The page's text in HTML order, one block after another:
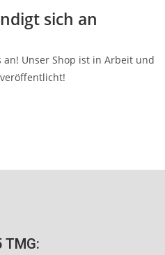
sich an
Unser Shop ist in Arbeit und
TMG: